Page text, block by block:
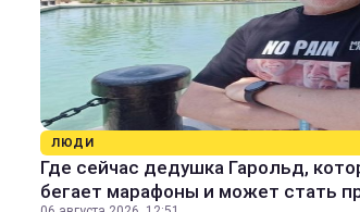
ЛЮДИ
Где сейчас дедушка Гарольд,
бегает марафоны и может стать